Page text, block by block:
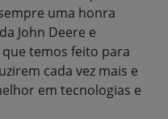
uma honra
John Deere e
temos feito para
cada vez mais e
em tecnologias e